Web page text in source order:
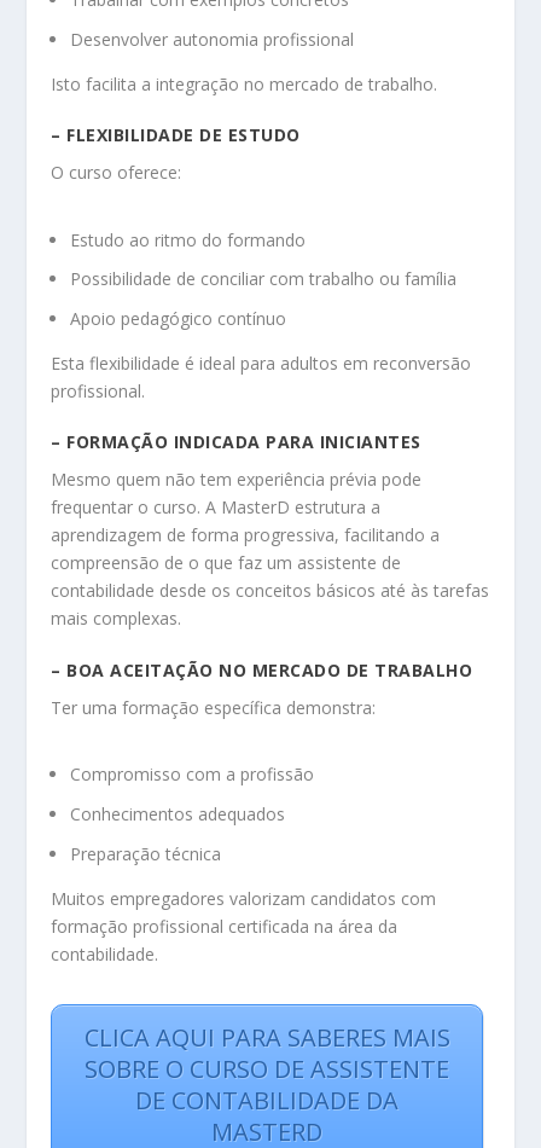
Desenvolver autonomia profissional
Isto facilita a integração no mercado de trabalho.
– FLEXIBILIDADE DE ESTUDO
O curso oferece:
Estudo ao ritmo do formando
Possibilidade de conciliar com trabalho ou família
Apoio pedagógico contínuo
Esta flexibilidade é ideal para adultos em reconversão
profissional.
– FORMAÇÃO INDICADA PARA INICIANTES
Mesmo quem não tem experiência prévia pode
frequentar o curso. A MasterD estrutura a
aprendizagem de forma progressiva, facilitando a
compreensão de o que faz um assistente de
contabilidade desde os conceitos básicos até às tarefas
mais complexas.
– BOA ACEITAÇÃO NO MERCADO DE TRABALHO
Ter uma formação específica demonstra:
Compromisso com a profissão
Conhecimentos adequados
Preparação técnica
Muitos empregadores valorizam candidatos com
formação profissional certificada na área da
contabilidade.
CLICA AQUI PARA SABERES MAIS
SOBRE O CURSO DE ASSISTENTE
DE CONTABILIDADE DA
MASTERD